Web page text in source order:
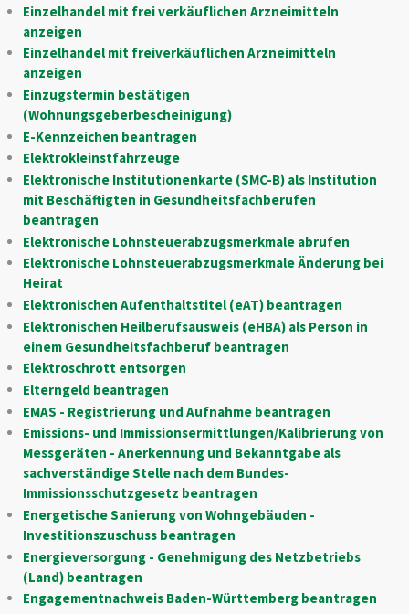
Einzelhandel mit frei verkäuflichen Arzneimitteln
anzeigen
Einzelhandel mit freiverkäuflichen Arzneimitteln
anzeigen
Einzugstermin bestätigen
(Wohnungsgeberbescheinigung)
E-Kennzeichen beantragen
Elektrokleinstfahrzeuge
Elektronische Institutionenkarte (SMC-B) als Institution
mit Beschäftigten in Gesundheitsfachberufen
beantragen
Elektronische Lohnsteuerabzugsmerkmale abrufen
Elektronische Lohnsteuerabzugsmerkmale Änderung bei
Heirat
Elektronischen Aufenthaltstitel (eAT) beantragen
Elektronischen Heilberufsausweis (eHBA) als Person in
einem Gesundheitsfachberuf beantragen
Elektroschrott entsorgen
Elterngeld beantragen
EMAS - Registrierung und Aufnahme beantragen
Emissions- und Immissionsermittlungen/Kalibrierung von
Messgeräten - Anerkennung und Bekanntgabe als
sachverständige Stelle nach dem Bundes-
Immissionsschutzgesetz beantragen
Energetische Sanierung von Wohngebäuden -
Investitionszuschuss beantragen
Energieversorgung - Genehmigung des Netzbetriebs
(Land) beantragen
Engagementnachweis Baden-Württemberg beantragen